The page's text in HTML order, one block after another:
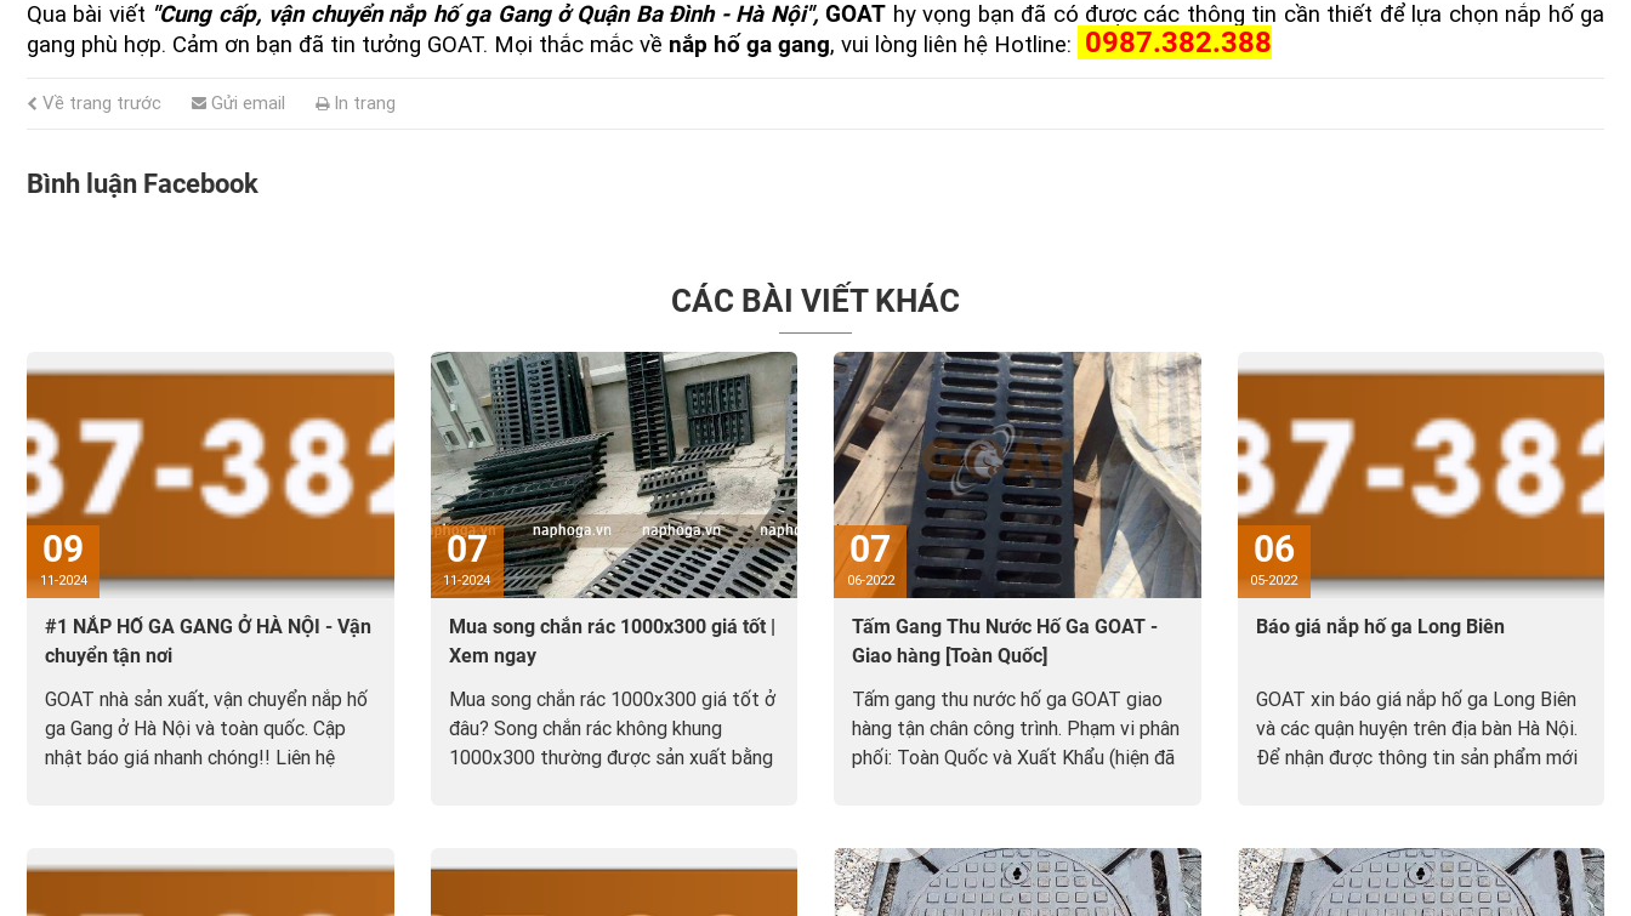
Qua bài viết "Cung cấp, vận chuyển nắp hố ga Gang ở Quận Ba Đình - Hà Nội", GOAT hy vọng bạn đã có được các thông tin cần thiết để lựa chọn nắp hố ga
gang phù hợp. Cảm ơn bạn đã tin tưởng GOAT. Mọi thắc mắc về nắp hố ga gang, vui lòng liên hệ Hotline: 0987.382.388
Về trang trước Gửi email In trang
Bình luận Facebook
CÁC BÀI VIẾT KHÁC
09
11-2024
#1 NẮP HỐ GA GANG Ở HÀ NỘI - Vận
chuyển tận nơi
GOAT nhà sản xuất, vận chuyển nắp hố
ga Gang ở Hà Nội và toàn quốc. Cập
nhật báo giá nhanh chóng!! Liên hệ
07
11-2024
Mua song chắn rác 1000x300 giá tốt |
Xem ngay
Mua song chắn rác 1000x300 giá tốt ở
đâu? Song chắn rác không khung
1000x300 thường được sản xuất bằng
07
06-2022
Tấm Gang Thu Nước Hố Ga GOAT -
Giao hàng [Toàn Quốc]
Tấm gang thu nước hố ga GOAT giao
hàng tận chân công trình. Phạm vi phân
phối: Toàn Quốc và Xuất Khẩu (hiện đã
06
05-2022
Báo giá nắp hố ga Long Biên
GOAT xin báo giá nắp hố ga Long Biên
và các quận huyện trên địa bàn Hà Nội.
Để nhận được thông tin sản phẩm mới